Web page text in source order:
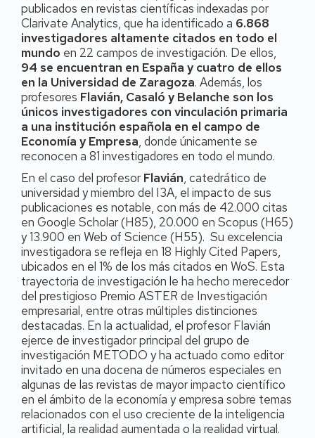
publicados en revistas científicas indexadas por
Clarivate Analytics, que ha identificado a 6.868
investigadores altamente citados en todo el
mundo en 22 campos de investigación. De ellos,
94 se encuentran en España y cuatro de ellos
en la Universidad de Zaragoza. Además, los
profesores Flavián, Casaló y Belanche son los
únicos investigadores con vinculación primaria
a una institución española en el campo de
Economía y Empresa, donde únicamente se
reconocen a 81 investigadores en todo el mundo.
En el caso del profesor Flavián, catedrático de
universidad y miembro del I3A, el impacto de sus
publicaciones es notable, con más de 42.000 citas
en Google Scholar (H85), 20.000 en Scopus (H65)
y 13.900 en Web of Science (H55). Su excelencia
investigadora se refleja en 18 Highly Cited Papers,
ubicados en el 1% de los más citados en WoS. Esta
trayectoria de investigación le ha hecho merecedor
del prestigioso Premio ASTER de Investigación
empresarial, entre otras múltiples distinciones
destacadas. En la actualidad, el profesor Flavián
ejerce de investigador principal del grupo de
investigación METODO y ha actuado como editor
invitado en una docena de números especiales en
algunas de las revistas de mayor impacto científico
en el ámbito de la economía y empresa sobre temas
relacionados con el uso creciente de la inteligencia
artificial, la realidad aumentada o la realidad virtual.